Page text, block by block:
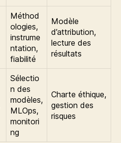
Méthod
ologies,
instrume
ntation,
fiabilité
Modèle
d’attribution,
lecture des
résultats
Sélectio
n des
modèles,
MLOps,
monitori
ng
Charte éthique,
gestion des
risques